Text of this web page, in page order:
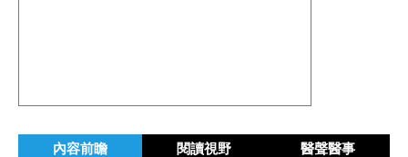
內容前瞻 閱讀視野 醫聲醫事